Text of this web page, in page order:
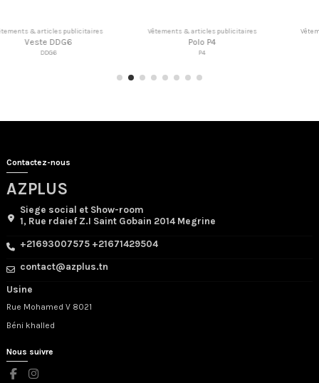
& articles publicitaires
Polo P4
Vêtements & articles publicitaires
Casquette C6
Vêtements
Contactez-nous
AZPLUS
Siege social et Show-room
1, Rue rdaief Z.I Saint Gobain 2014 Megrine
+21693007575 +21671429504
contact@azplus.tn
Usine
Rue Mohamed V 8021
Béni khalled
Nous suivre